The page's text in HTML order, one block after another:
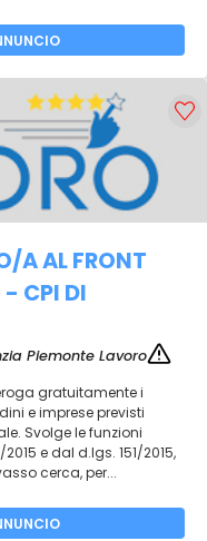
A AL FRONT
- CPI DI
Piemonte Lavoro
gratuitamente i
e imprese previsti
Svolge le funzioni
e dal d.lgs. 151/2015,
cerca, per...